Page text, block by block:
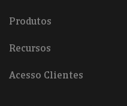
Produtos
Recursos
Acesso Clientes